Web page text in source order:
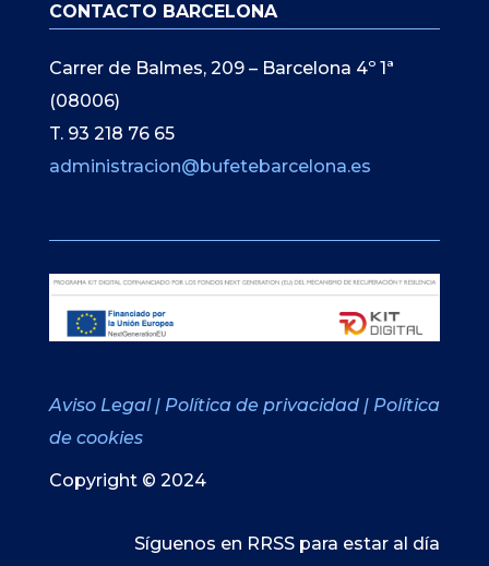
CONTACTO BARCELONA
Carrer de Balmes, 209 – Barcelona 4º 1ª
(08006)
T. 93 218 76 65
administracion@bufetebarcelona.es
Aviso Legal | Política de privacidad | Política
de cookies
Copyright © 2024
Síguenos en RRSS para estar al día